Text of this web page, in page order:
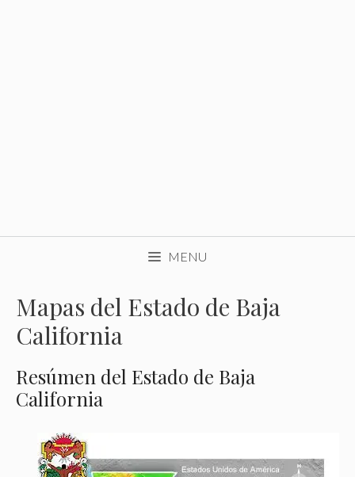
MENU
Mapas del Estado de Baja
California
Resúmen del Estado de Baja
California